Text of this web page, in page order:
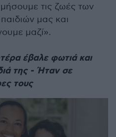
τις ζωές των
μας και
μαζί».
έβαλε φωτιά και
της - Ήταν σε
τους